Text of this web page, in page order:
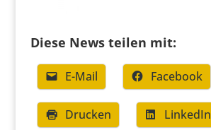
Diese News teilen mit:
E-Mail Facebook
Drucken LinkedIn